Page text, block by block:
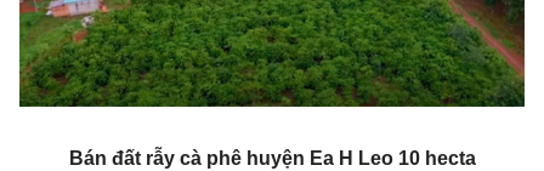
Bán đất rẫy cà phê huyện Ea H Leo 10 hecta